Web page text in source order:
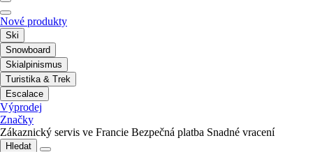
Nové produkty
Ski
Snowboard
Skialpinismus
Turistika & Trek
Escalace
Výprodej
Značky
Zákaznický servis ve Francie Bezpečná platba Snadné vracení
Hledat